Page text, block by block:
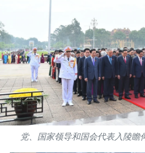
友谊桥梁
史海
多功能媒
图表新闻
党、国家领导和国会代表入陵